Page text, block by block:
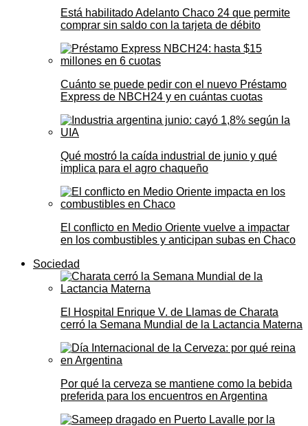
Está habilitado Adelanto Chaco 24 que permite
comprar sin saldo con la tarjeta de débito
Cuánto se puede pedir con el nuevo Préstamo
Express de NBCH24 y en cuántas cuotas
Qué mostró la caída industrial de junio y qué
implica para el agro chaqueño
El conflicto en Medio Oriente vuelve a impactar
en los combustibles y anticipan subas en Chaco
Sociedad
El Hospital Enrique V. de Llamas de Charata
cerró la Semana Mundial de la Lactancia Materna
Por qué la cerveza se mantiene como la bebida
preferida para los encuentros en Argentina